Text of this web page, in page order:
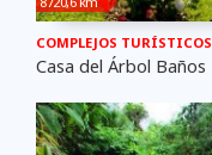
COMPLEJOS TURÍSTICOS
Casa del Árbol Baños